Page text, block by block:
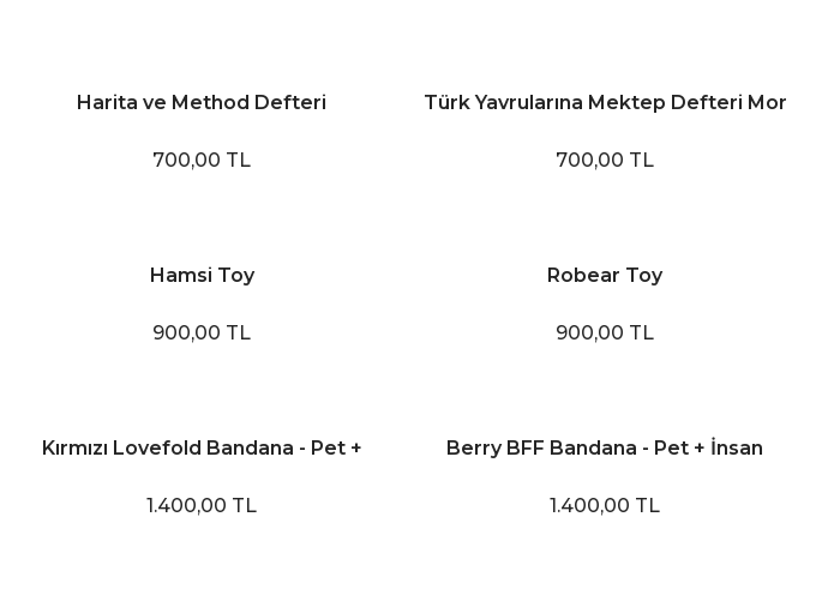
Harita ve Method Defteri
700,00 TL
Türk Yavrularına Mektep Defteri Mor
700,00 TL
Hamsi Toy
900,00 TL
Robear Toy
900,00 TL
Kırmızı Lovefold Bandana - Pet +
1.400,00 TL
Berry BFF Bandana - Pet + İnsan
1.400,00 TL